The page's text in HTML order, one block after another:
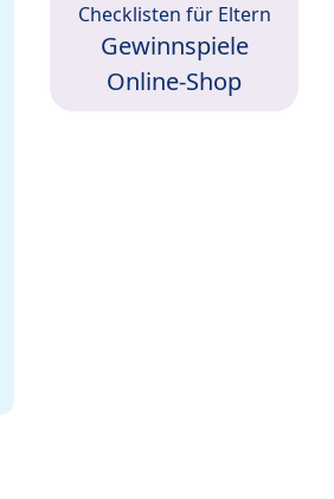
Checklisten für Eltern
Gewinnspiele
Online-Shop